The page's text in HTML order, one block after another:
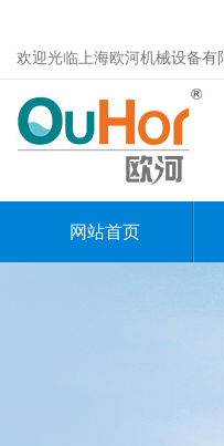
欢迎光临上海欧河机械设备有
网站首页